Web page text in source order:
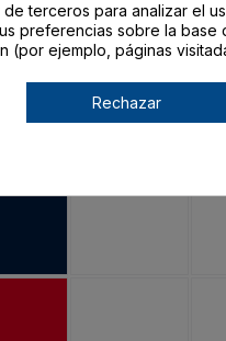
terceros para analizar el
preferencias sobre la base
(por ejemplo, páginas
Rechazar